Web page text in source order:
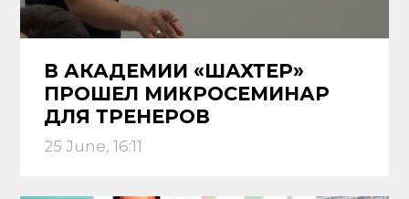
В АКАДЕМИИ «ШАХТЕР»
ПРОШЕЛ МИКРОСЕМИНАР
ДЛЯ ТРЕНЕРОВ
25 June, 16:11